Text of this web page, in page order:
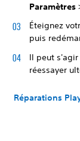
Paramètres
Éteignez
puis
Il peut
réessayer
Réparations